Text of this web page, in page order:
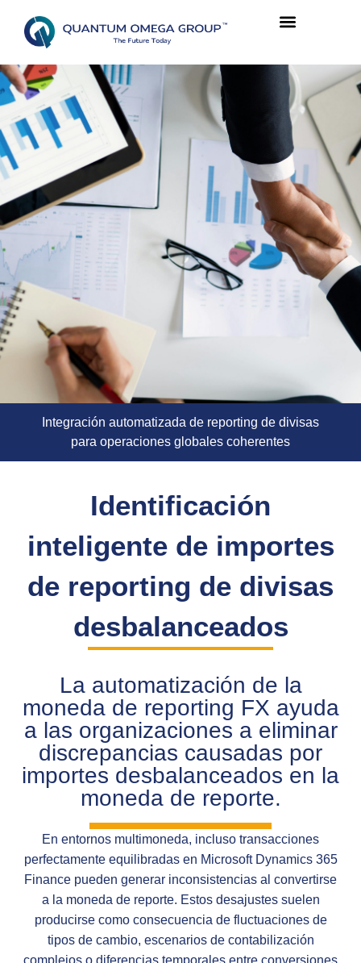
Integración automatizada de reporting de divisas
para operaciones globales coherentes
Identificación
inteligente de importes
de reporting de divisas
desbalanceados
La automatización de la
moneda de reporting FX ayuda
a las organizaciones a eliminar
discrepancias causadas por
importes desbalanceados en la
moneda de reporte.
En entornos multimoneda, incluso transacciones
perfectamente equilibradas en Microsoft Dynamics 365
Finance pueden generar inconsistencias al convertirse
a la moneda de reporte. Estos desajustes suelen
producirse como consecuencia de fluctuaciones de
tipos de cambio, escenarios de contabilización